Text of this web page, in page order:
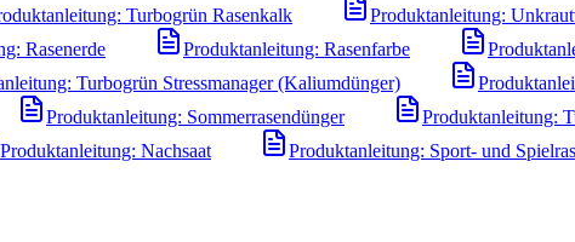
Turbogrün Rasenkalk Produktanleitung:
Rasenerde Produktanleitung: Rasenfarbe
Turbogrün Stressmanager (Kaliumdünger)
Produktanleitung: Sommerrasendünger Produktanleitung:
Produktanleitung: Nachsaat
Produktanleitung: Sport- und